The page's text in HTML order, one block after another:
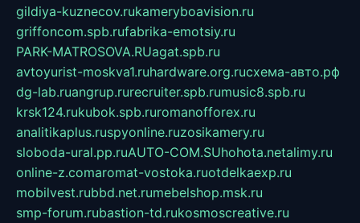
gildiya-kuznecov.rukameryboavision.ru
griffoncom.spb.rufabrika-emotsiy.ru
PARK-MATROSOVA.RUagat.spb.ru
avtoyurist-moskva1.ruhardware.org.ruсхема-авто.рф
dg-lab.ruangrup.rurecruiter.spb.rumusic8.spb.ru
krsk124.rukubok.spb.ruromanofforex.ru
analitikaplus.ruspyonline.ruzosikamery.ru
sloboda-ural.pp.ruAUTO-COM.SUhohota.netalimy.ru
online-z.comaromat-vostoka.ruotdelkaexp.ru
mobilvest.rubbd.net.rumebelshop.msk.ru
smp-forum.rubastion-td.rukosmoscreative.ru